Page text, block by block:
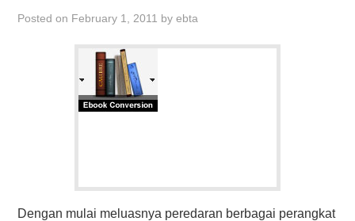
HASIL PENCARIAN
Posted on February 1, 2011 byebta
Dengan mulai meluasnya peredaran berbagai perangkat